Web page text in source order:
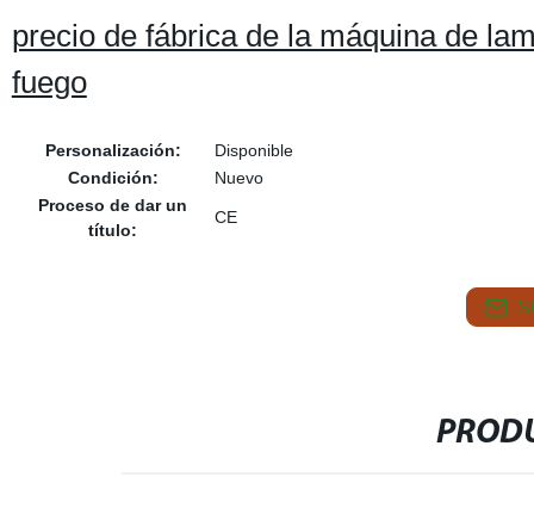
precio de fábrica de la máquina de
fuego
Personalización:
Disponible
Condición:
Nuevo
Proceso de dar un
título:
CE